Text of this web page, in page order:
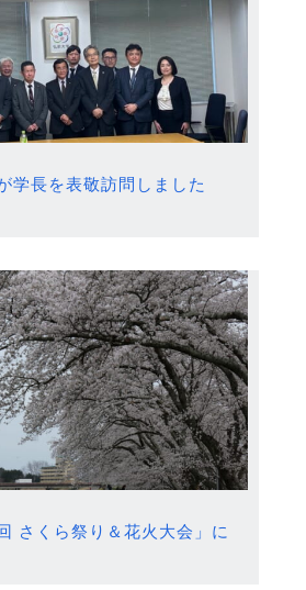
学長を表敬訪問しました
さくら祭り＆花火大会」に